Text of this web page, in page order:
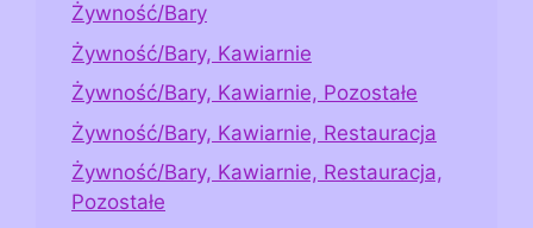
Żywność/Bary
Żywność/Bary, Kawiarnie
Żywność/Bary, Kawiarnie, Pozostałe
Żywność/Bary, Kawiarnie, Restauracja
Żywność/Bary, Kawiarnie, Restauracja,
Pozostałe